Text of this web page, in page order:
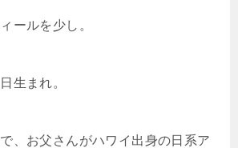
ールを少し。
生まれ。
、お父さんがハワイ出身の日系ア